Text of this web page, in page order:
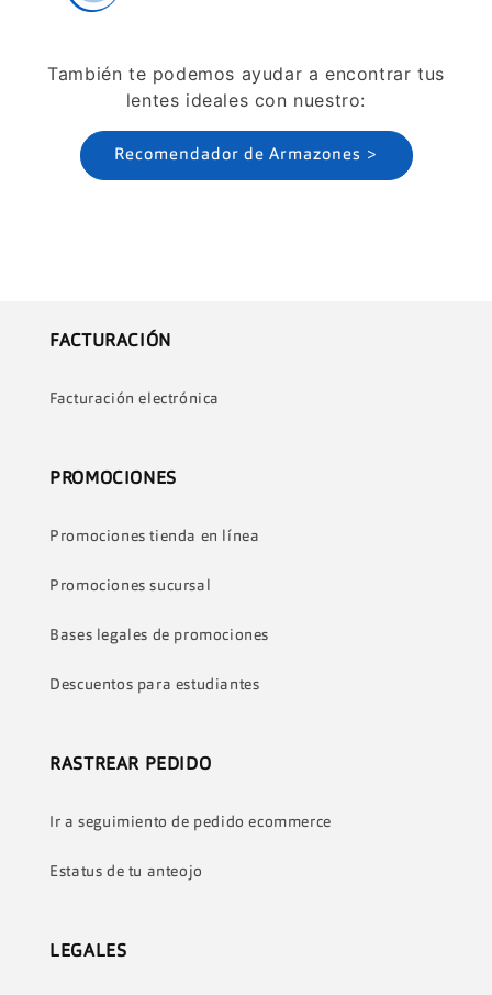
También te podemos ayudar a encontrar tus
lentes ideales con nuestro:
Recomendador de Armazones >
FACTURACIÓN
Facturación electrónica
PROMOCIONES
Promociones tienda en línea
Promociones sucursal
Bases legales de promociones
Descuentos para estudiantes
RASTREAR PEDIDO
Ir a seguimiento de pedido ecommerce
Estatus de tu anteojo
LEGALES